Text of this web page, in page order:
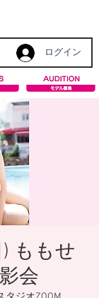
ログイン
ももせ
会